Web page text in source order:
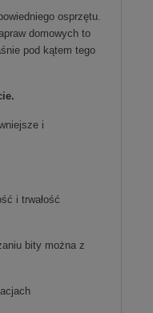
osprzętu.
domowych to
pod kątem tego
i
i trwałość
bity można z